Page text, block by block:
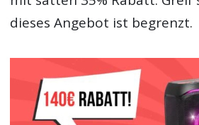
dieses Angebot ist begrenzt.